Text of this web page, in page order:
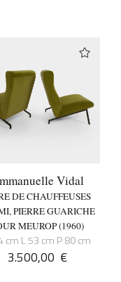
Vidal
DE CHAUFFEUSES
PIERRE GUARICHE
MEUROP (1960)
cm L 53 cm P 80 cm
3.500,00 €